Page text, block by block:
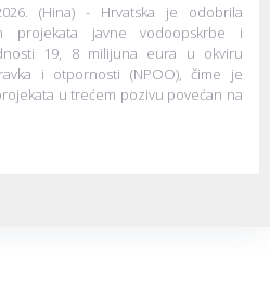
(Hina) - Hrvatska je odobrila
projekata javne vodoopskrbe i
19, 8 milijuna eura u okviru
i otpornosti (NPOO), čime je
u trećem pozivu povećan na